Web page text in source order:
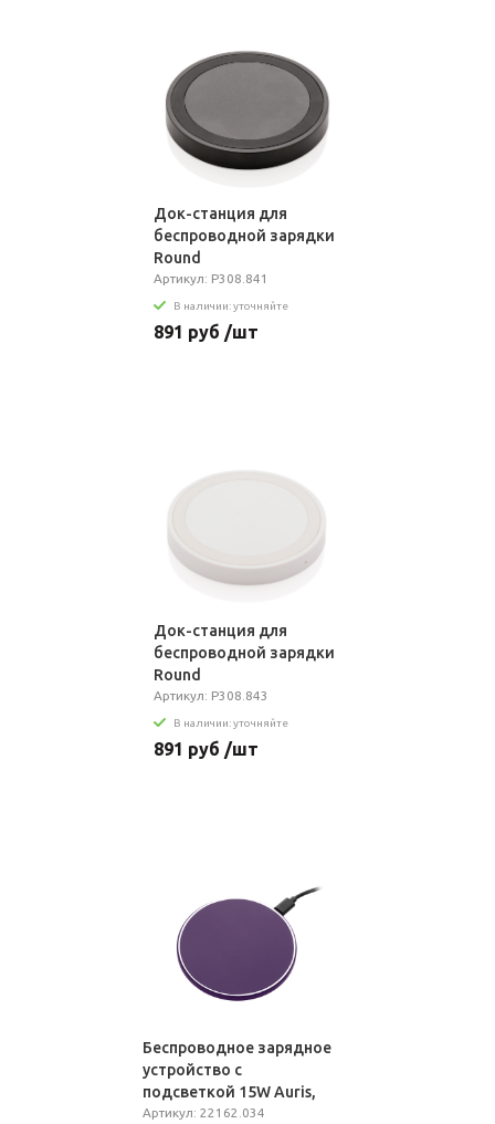
Док-станция для
беспроводной зарядки
Round
Артикул: P308.841
В наличии: уточняйте
891 руб /шт
Док-станция для
беспроводной зарядки
Round
Артикул: P308.843
В наличии: уточняйте
891 руб /шт
Беспроводное зарядное
устройство с
подсветкой 15W Auris,
фиолетовое
Артикул: 22162.034